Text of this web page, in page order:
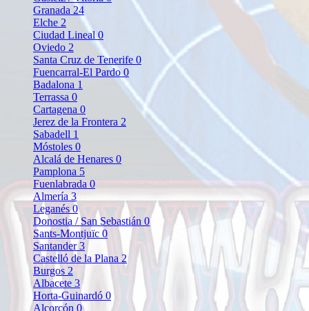
Granada 24
Elche 2
Ciudad Lineal0
Oviedo 2
Santa Cruz de Tenerife 0
Fuencarral-El Pardo0
Badalona 1
Terrassa 0
Cartagena 0
Jerez de la Frontera 2
Sabadell 1
Móstoles 0
Alcalá de Henares 0
Pamplona 5
Fuenlabrada0
Almería 3
Leganés0
Donostia / San Sebastián 0
Sants-Montjuïc 0
Santander3
Castelló de la Plana2
Burgos 2
Albacete 3
Horta-Guinardó 0
Alcorcón 0